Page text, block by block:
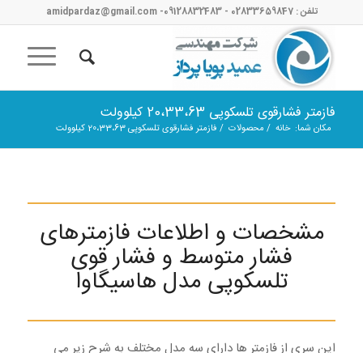
تلفن : 02833659847 - 09128832483- amidpardaz@gmail.com
فازمتر فشارقوی تلسکوپی 20،33،63 کیلوولت
مکان شما: خانه / محصولات / فازمتر فشارقوی تلسکوپی 20،33،63 کیلوولت
مشخصات و اطلاعات فازمترهای
فشار متوسط و فشار قوی
تلسکوپی مدل هاسیگاوا
این سری از فازمتر ها دارای سه مدل مختلف به شرح زیر می